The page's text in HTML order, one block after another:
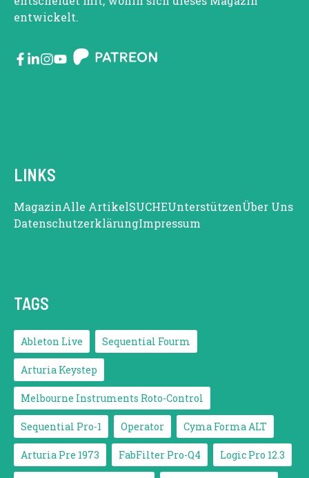
entwickelt.
LINKS
MagazinAlle ArtikelSUCHEUnterstützenÜber Uns
DatenschutzerklärungImpressum
TAGS
Ableton Live Sequential Fourm
Arturia Keystep
Melbourne Instruments Roto-Control
Sequential Pro-1 Operator Cyma Forma ALT
Arturia Pre 1973 FabFilter Pro-Q4 Logic Pro 12.3